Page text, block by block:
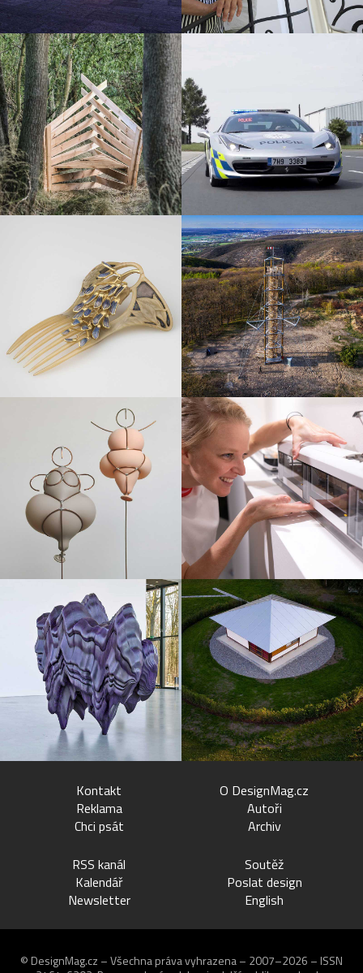
Kontakt
Reklama
Chci psát
O DesignMag.cz
Autoři
Archiv
RSS kanál
Kalendář
Newsletter
Soutěž
Poslat design
English
© DesignMag.cz – Všechna práva vyhrazena – 2007–2026 – ISSN